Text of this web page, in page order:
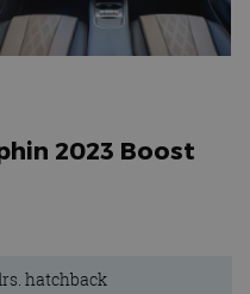
2023 Boost
hatchback